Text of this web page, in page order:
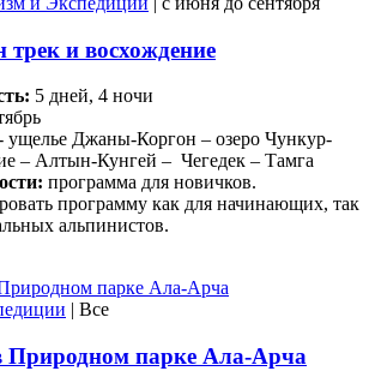
и восхождение
5 дней, 4 ночи
ущелье Джаны-Коргон – озеро Чункур-
– Алтын-Кунгей – Чегедек – Тамга
программа для новичков.
программу как для начинающих, так
альпинистов.
| Все
Природном парке Ала-Арча